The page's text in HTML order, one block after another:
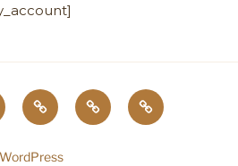
COUTEAUX
LE
FORGERON
CONTACT